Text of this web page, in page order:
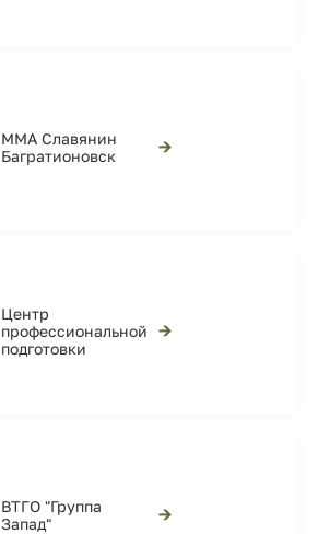
ММА Славянин
Багратионовск
→
Центр
профессиональной
подготовки
→
ВТГО "Группа
Запад"
→